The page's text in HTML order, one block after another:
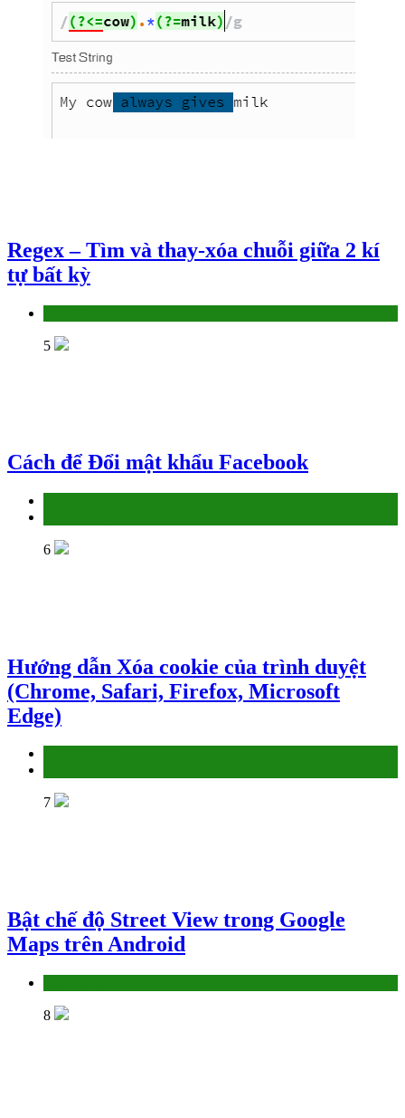
Regex – Tìm và thay-xóa chuỗi giữa 2 kí
tự bất kỳ
5
Cách để Đổi mật khẩu Facebook
6
Hướng dẫn Xóa cookie của trình duyệt
(Chrome, Safari, Firefox, Microsoft
Edge)
7
Bật chế độ Street View trong Google
Maps trên Android
8